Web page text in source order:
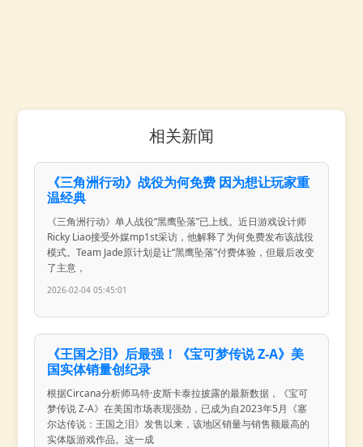
相关新闻
《三角洲行动》战役为何免费 因为想让玩家重
温经典
《三角洲行动》单人战役“黑鹰坠落”已上线。近日游戏设计师
Ricky Liao接受外媒mp1st采访，他解释了为何免费发布该战役
模式。Team Jade原计划是让“黑鹰坠落”付费体验，但最后改变
了主意，
2026-02-04 05:45:01
《王国之泪》后最强！《宝可梦传说 Z-A》美
国实体销量创纪录
根据Circana分析师马特·皮斯卡泰拉披露的最新数据，《宝可
梦传说 Z-A》在美国市场表现强劲，已成为自2023年5月《塞
尔达传说：王国之泪》发售以来，该地区销量与销售额最高的
实体版游戏作品。这一成